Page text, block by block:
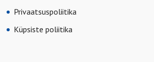
Privaatsuspoliitika
Küpsiste poliitika